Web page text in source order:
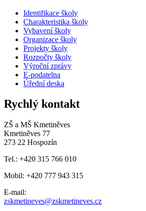
Identifikace školy
Charakteristika školy
Vybavení školy
Organizace školy
Projekty školy
Rozpočty školy
Výroční zprávy
E-podatelna
Úřední deska
Rychlý kontakt
ZŠ a MŠ Kmetiněves
Kmetiněves 77
273 22 Hospozín
Tel.: +420 315 766 010
Mobil: +420 777 943 315
E-mail:
zskmetineves@zskmetineves.cz